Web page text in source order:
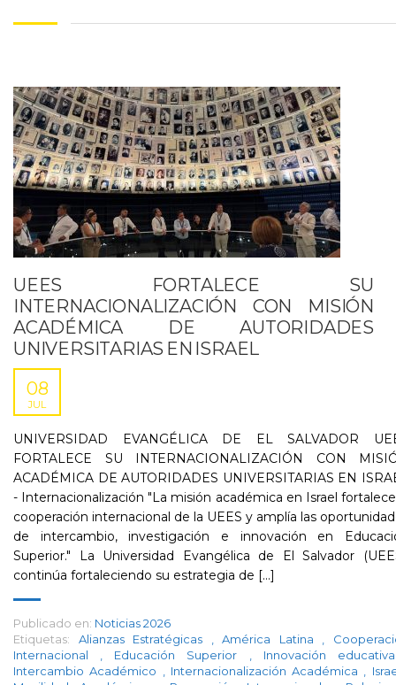
UEES FORTALECE SU
INTERNACIONALIZACIÓN CON MISIÓN
ACADÉMICA DE AUTORIDADES
UNIVERSITARIAS EN ISRAEL
08
JUL
UNIVERSIDAD EVANGÉLICA DE EL SALVADOR
FORTALECE SU INTERNACIONALIZACIÓN CON
ACADÉMICA DE AUTORIDADES UNIVERSITARIAS EN
- Internacionalización "La misión académica en Israel
cooperación internacional de la UEES y amplía las
de intercambio, investigación e innovación en
Superior." La Universidad Evangélica de El Salvador
continúa fortaleciendo su estrategia de [...]
Publicado en: Noticias 2026
Etiquetas:
Alianzas Estratégicas América Latina
Internacional
Educación Superior
Innovación
Intercambio Académico
Internacionalización Académica